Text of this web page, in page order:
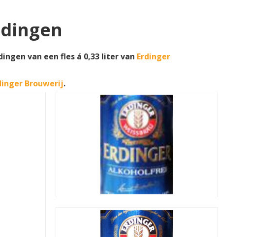
van een fles á 0,33 liter van Erdinger
Brouwerij.